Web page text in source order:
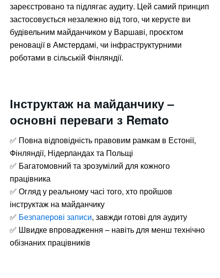
зареєстровано та підлягає аудиту. Цей самий принцип
застосовується незалежно від того, чи керуєте ви
будівельним майданчиком у Варшаві, проєктом
реновації в Амстердамі, чи інфраструктурними
роботами в сільській Фінляндії.
Інструктаж на майданчику –
основні переваги з Remato
✅ Повна відповідність правовим рамкам в Естонії,
Фінляндії, Нідерландах та Польщі
✅ Багатомовний та зрозумілий для кожного
працівника
✅ Огляд у реальному часі того, хто пройшов
інструктаж на майданчику
✅ Безпаперові записи, завжди готові для аудиту
✅ Швидке впровадження – навіть для менш технічно
обізнаних працівників